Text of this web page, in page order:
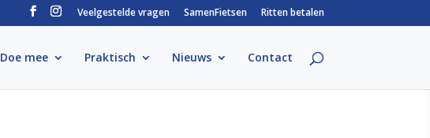
Veelgestelde vragen SamenFietsen Ritten betalen
Doe mee Praktisch Nieuws Contact